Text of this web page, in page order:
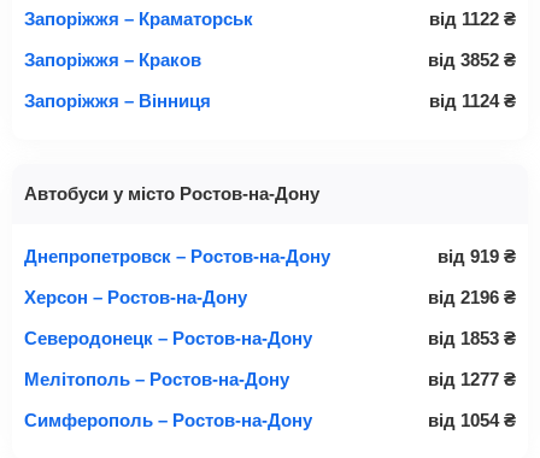
Запоріжжя – Краматорськ
від 1122 ₴
Запоріжжя – Краков
від 3852 ₴
Запоріжжя – Вінниця
від 1124 ₴
Автобуси у місто Ростов-на-Дону
Днепропетровск – Ростов-на-Дону від 919 ₴
Херсон – Ростов-на-Дону
від 2196 ₴
Северодонецк – Ростов-на-Дону
від 1853 ₴
Мелітополь – Ростов-на-Дону
від 1277 ₴
Симферополь – Ростов-на-Дону
від 1054 ₴